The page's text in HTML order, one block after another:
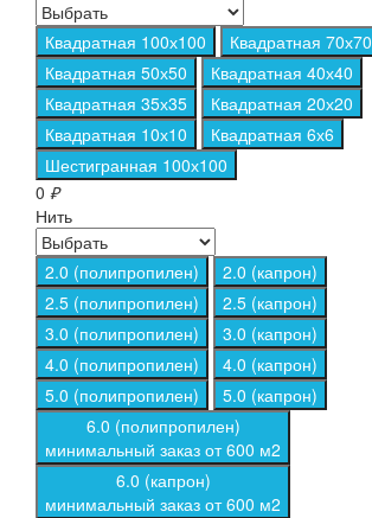
Квадратная 100х100
Квадратная 70х70
Квадратная 50х50
Квадратная 40х40
Квадратная 35х35
Квадратная 20х20
Квадратная 10х10
Квадратная 6х6
Шестигранная 100х100
0 ₽
Нить
2.0 (полипропилен)
2.0 (капрон)
2.5 (полипропилен)
2.5 (капрон)
3.0 (полипропилен)
3.0 (капрон)
4.0 (полипропилен)
4.0 (капрон)
5.0 (полипропилен)
5.0 (капрон)
6.0 (полипропилен)
минимальный заказ от 600 м2
6.0 (капрон)
минимальный заказ от 600 м2